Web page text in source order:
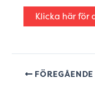
Klicka här för
FÖREGÅENDE